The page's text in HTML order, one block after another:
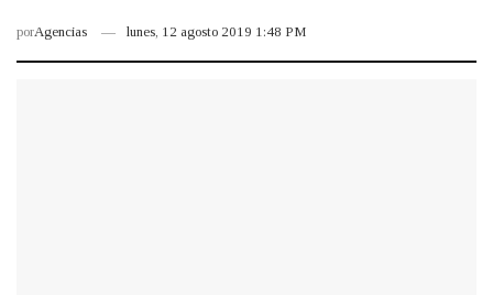
porAgencias lunes, 12 agosto 2019 1:48 PM